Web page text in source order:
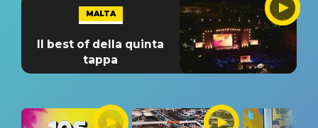
MALTA
Il best of della quinta
tappa